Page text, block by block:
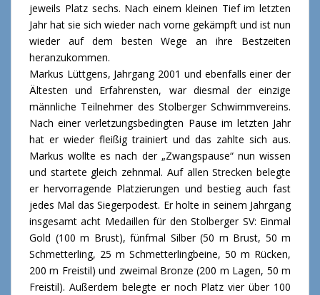
jeweils Platz sechs. Nach einem kleinen Tief im letzten
Jahr hat sie sich wieder nach vorne gekämpft und ist nun
wieder auf dem besten Wege an ihre Bestzeiten
heranzukommen.
Markus Lüttgens, Jahrgang 2001 und ebenfalls einer der
Ältesten und Erfahrensten, war diesmal der einzige
männliche Teilnehmer des Stolberger Schwimmvereins.
Nach einer verletzungsbedingten Pause im letzten Jahr
hat er wieder fleißig trainiert und das zahlte sich aus.
Markus wollte es nach der „Zwangspause“ nun wissen
und startete gleich zehnmal. Auf allen Strecken belegte
er hervorragende Platzierungen und bestieg auch fast
jedes Mal das Siegerpodest. Er holte in seinem Jahrgang
insgesamt acht Medaillen für den Stolberger SV: Einmal
Gold (100 m Brust), fünfmal Silber (50 m Brust, 50 m
Schmetterling, 25 m Schmetterlingbeine, 50 m Rücken,
200 m Freistil) und zweimal Bronze (200 m Lagen, 50 m
Freistil). Außerdem belegte er noch Platz vier über 100